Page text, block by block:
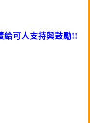
給可人支持與鼓勵!!